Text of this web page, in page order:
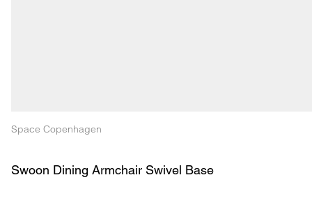
Space Copenhagen
Swoon Dining Armchair Swivel Base